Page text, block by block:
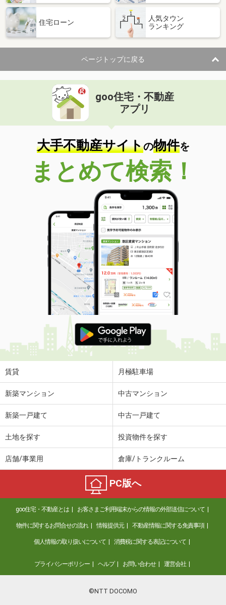
住宅ローン
人気タウン
ランキング
ページトップに戻る
goo住宅・不動産
アプリ
大手不動産サイトの物件を
まとめて検索！
賃貸 月極駐車場
新築マンション 中古マンション
新築一戸建て 中古一戸建て
土地を探す 投資物件を探す
店舗/事業用 倉庫/トランクルーム
PC版へ
goo住宅・不動産とは お客さまご利用端末からの情報の外部送信について
物件に関するお問合せの流れ 情報提供元 不動産情報に関する免責事項
個人情報の取り扱いについて 消費税に関する表記について
プライバシーポリシー ヘルプ お問い合わせ 運営会社
©NTT DOCOMO